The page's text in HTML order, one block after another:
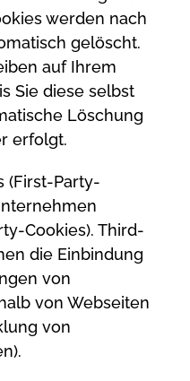
werden nach
gelöscht.
auf Ihrem
Sie diese selbst
Löschung
erfolgt.
(First-Party-
Cookies). Third-
die Einbindung
von
von Webseiten
von